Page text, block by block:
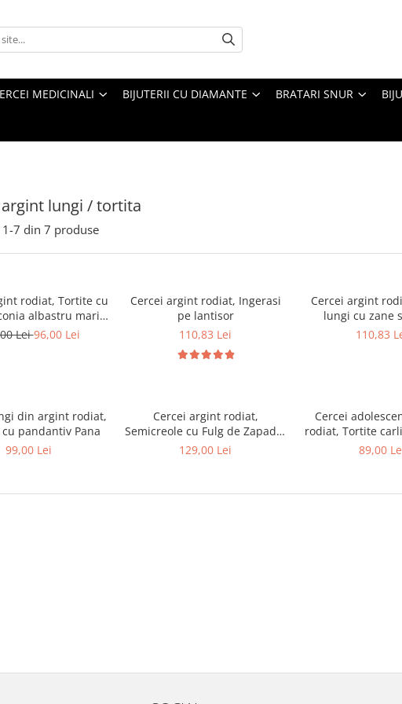
MEDICINALI BIJUTERII CU DIAMANTE BRATARI SNUR
argint lungi / tortita
1-7 din 7 produse
rodiat, Tortite cu
albastru marin
16 mm
Lei96,00 Lei
Cercei argint rodiat, Ingerasi
pe lantisor
110,83 Lei
Cercei argint
lungi cu zane
zirconia
110,83
din argint rodiat,
pandantiv Pana
99,00 Lei
Cercei argint rodiat,
Semicreole cu Fulg de Zapada,
22 mm
129,00 Lei
Cercei
rodiat, Tortite
30 mm
89,00